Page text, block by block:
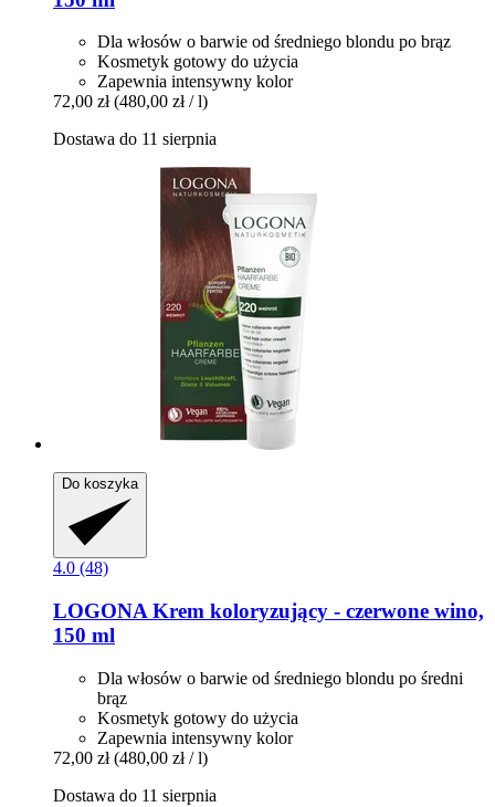
Dla włosów o barwie od średniego blondu po brąz
Kosmetyk gotowy do użycia
Zapewnia intensywny kolor
72,00 zł (480,00 zł / l)
Dostawa do 11 sierpnia
Do koszyka
4.0 (48)
LOGONA Krem koloryzujący -​ czerwone wino,
150 ml
Dla włosów o barwie od średniego blondu po średni
brąz
Kosmetyk gotowy do użycia
Zapewnia intensywny kolor
72,00 zł (480,00 zł / l)
Dostawa do 11 sierpnia